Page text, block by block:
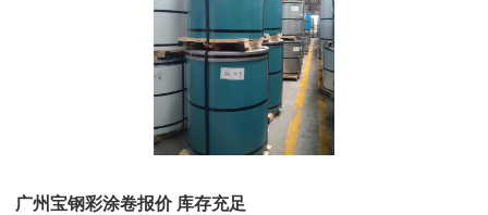
广州宝钢彩涂卷报价 库存充足